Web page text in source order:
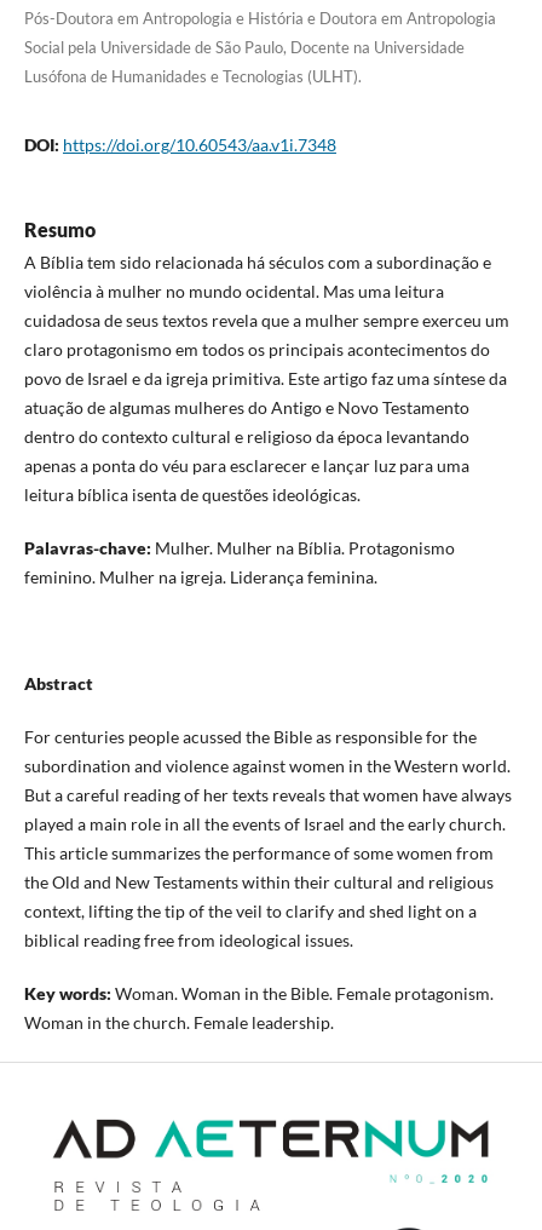
Pós-Doutora em Antropologia e História e Doutora em Antropologia
Social pela Universidade de São Paulo, Docente na Universidade
Lusófona de Humanidades e Tecnologias (ULHT).
DOI: https://doi.org/10.60543/aa.v1i.7348
Resumo
A Bíblia tem sido relacionada há séculos com a subordinação e
violência à mulher no mundo ocidental. Mas uma leitura
cuidadosa de seus textos revela que a mulher sempre exerceu um
claro protagonismo em todos os principais acontecimentos do
povo de Israel e da igreja primitiva. Este artigo faz uma síntese da
atuação de algumas mulheres do Antigo e Novo Testamento
dentro do contexto cultural e religioso da época levantando
apenas a ponta do véu para esclarecer e lançar luz para uma
leitura bíblica isenta de questões ideológicas.
Palavras-chave: Mulher. Mulher na Bíblia. Protagonismo
feminino. Mulher na igreja. Liderança feminina.
Abstract
For centuries people acussed the Bible as responsible for the
subordination and violence against women in the Western world.
But a careful reading of her texts reveals that women have always
played a main role in all the events of Israel and the early church.
This article summarizes the performance of some women from
the Old and New Testaments within their cultural and religious
context, lifting the tip of the veil to clarify and shed light on a
biblical reading free from ideological issues.
Key words: Woman. Woman in the Bible. Female protagonism.
Woman in the church. Female leadership.